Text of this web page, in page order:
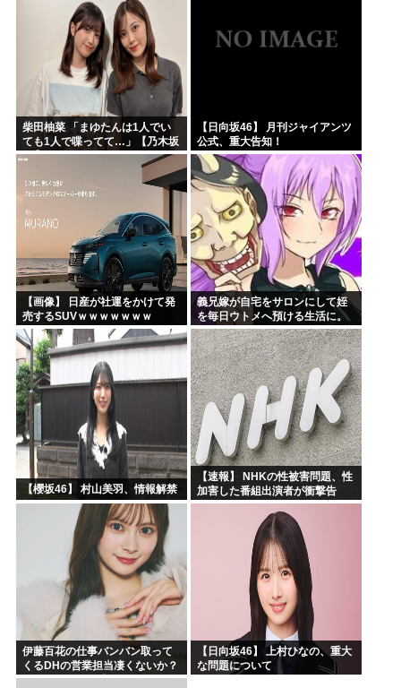
柴田柚菜 「まゆたんは1人でい
ても1人で喋ってて…」【乃木坂
46】
【日向坂46】 月刊ジャイアンツ
公式、重大告知！
【画像】 日産が社運をかけて発
売するSUVｗｗｗｗｗｗｗ
義兄嫁が自宅をサロンにして姪
を毎日ウトメへ預ける生活に。
数年後、そのツケが一気に回っ
てきて…
【櫻坂46】 村山美羽、情報解禁
【速報】 NHKの性被害問題、性
加害した番組出演者が衝撃告
白！
伊藤百花の仕事バンバン取って
くるDHの営業担当凄くないか？
今年のボーナス凄いことになり
【日向坂46】 上村ひなの、重大
な問題について